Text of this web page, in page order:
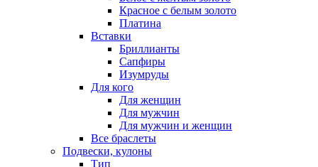
Красное с белым золото
Платина
Вставки
Бриллианты
Сапфиры
Изумруды
Для кого
Для женщин
Для мужчин
Для мужчин и женщин
Все браслеты
Подвески, кулоны
Тип